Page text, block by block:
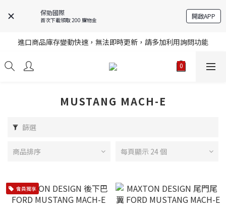
保勁國際
首次下載領取 200 購物金 開啟APP
註冊就送購物金，歡迎加入享更多優惠
註冊就送購物金，歡迎加入享更多優惠
進口商品庫存變動快速，無法即時更新，請多加利用詢問功能
註冊就送購物金，歡迎加入享更多優惠
MUSTANG MACH-E
篩選
商品排序 每頁顯示 24 個
會員獨享